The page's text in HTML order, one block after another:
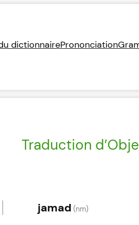
dictionnairePrononciation
Traduction
jamad (nm)